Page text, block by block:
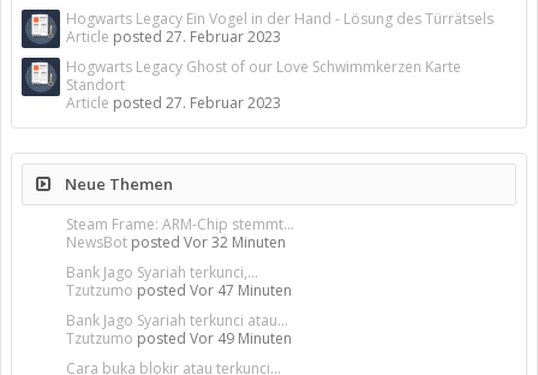
Hogwarts Legacy Ein Vogel in der Hand - Lösung des Türrätsels
Article posted 27. Februar 2023
Hogwarts Legacy Ghost of our Love Schwimmkerzen Karte
Standort
Article posted 27. Februar 2023
Neue Themen
Steam Frame: ARM-Chip stemmt...
NewsBot posted Vor 32 Minuten
Bank Jago Syariah terkunci,...
Tzutzumo posted Vor 47 Minuten
Bank Jago Syariah terkunci atau...
Tzutzumo posted Vor 49 Minuten
Cara buka blokir atau terkunci...